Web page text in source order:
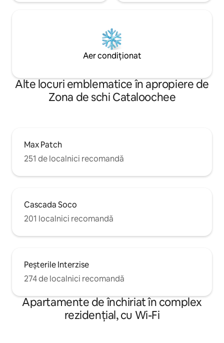
Aer condiționat
Alte locuri emblematice în apropiere de
Zona de schi Cataloochee
Max Patch
251 de localnici recomandă
Cascada Soco
201 localnici recomandă
Peșterile Interzise
274 de localnici recomandă
Apartamente de închiriat în complex
rezidențial, cu Wi-Fi